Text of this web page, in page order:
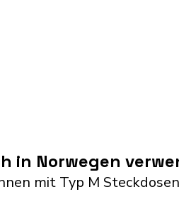
in Norwegen
mit Typ M